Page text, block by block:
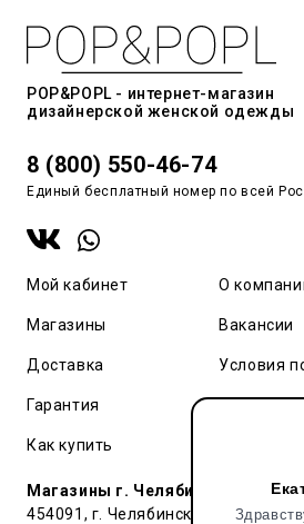
POP&POPL - интернет-магазин
дизайнерской женской одежды
8 (800) 550-46-74
Единый бесплатный номер по всей
Мой кабинет
Магазины
Доставка
Гарантия
Как купить
О
Вакансии
Условия
Карта
Магазины г. Челябинск:
454091, г. Челябинск, ул. Труда, 91